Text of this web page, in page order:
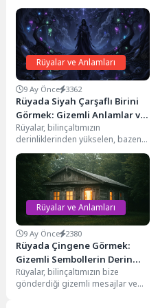
Rüyalar ve Anlamları
9 Ay Önce 3362
Rüyada Siyah Çarşaflı Birini
Görmek: Gizemli Anlamlar ve
Yorumlar
Rüyalar, bilinçaltımızın
derinliklerinden yükselen, bazen
karmaşık, bazen de şaşırtıcı
mesajlarla doludur. Bu mesajlar
arasında siyah...
Rüyalar ve Anlamları
9 Ay Önce 2380
Rüyada Çingene Görmek:
Gizemli Sembollerin Derin
Anlamları
Rüyalar, bilinçaltımızın bize
gönderdiği gizemli mesajlar ve